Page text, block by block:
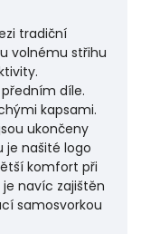
tradiční
volnému střihu
díle.
kapsami.
ukončeny
je našité logo
komfort při
navíc zajištěn
samosvorkou